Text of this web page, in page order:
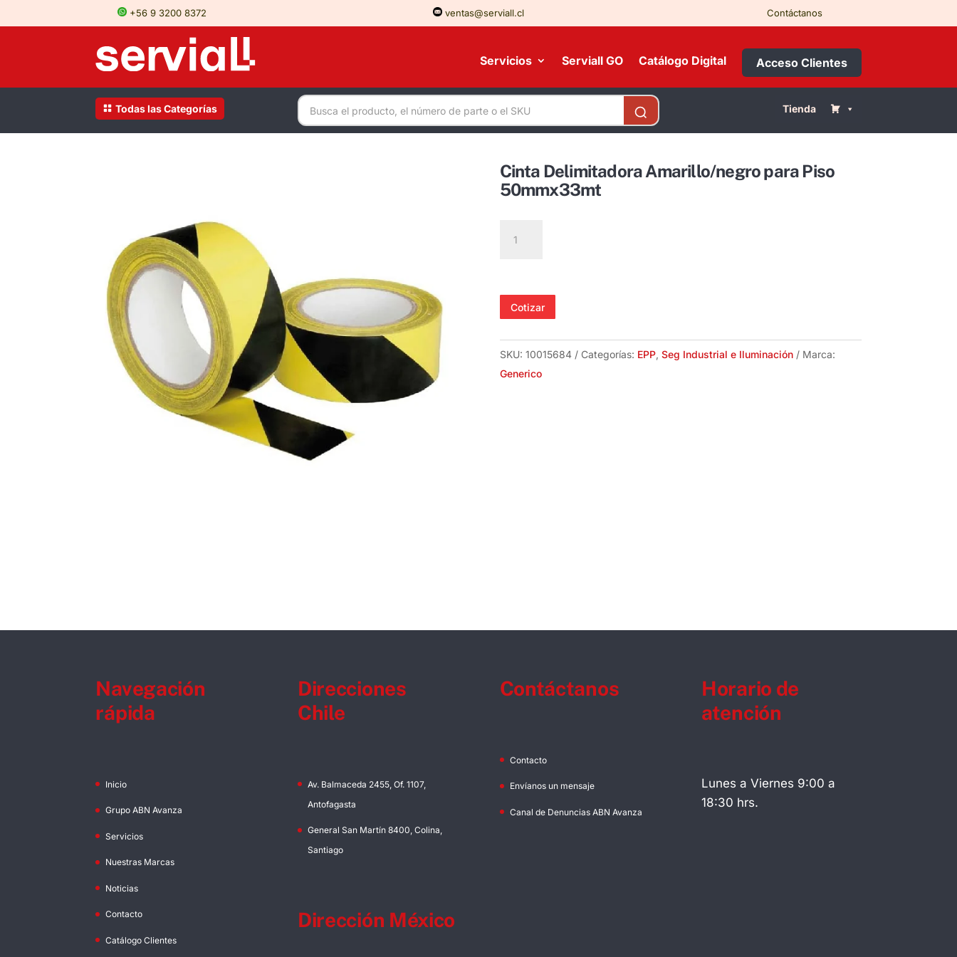
+56 9 3200 8372 ventas@serviall.cl Contáctanos
Servicios Serviall GO Catálogo Digital Acceso Clientes
Todas las Categorías Tienda
Cinta Delimitadora Amarillo/negro para Piso
50mmx33mt
Delimitadora
Piso
cantidad
Cotizar
SKU: 10015684 Categorías: EPP, Seg Industrial e Iluminación
Marca:
Generico
Navegación
rápida
Inicio
Grupo ABN Avanza
Servicios
Nuestras Marcas
Noticias
Contacto
Catálogo Clientes
Direcciones
Chile
Av. Balmaceda 2455, Of. 1107,
Antofagasta
General San Martín 8400, Colina,
Santiago
Dirección México
Contáctanos
Contacto
Envíanos un mensaje
Canal de Denuncias ABN Avanza
Horario de
atención
Lunes a Viernes 9:00 a
18:30 hrs.